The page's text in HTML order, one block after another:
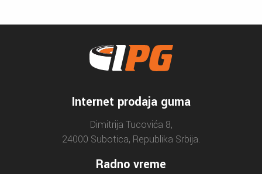
Internet prodaja guma
Dimitrija Tucovića 8,
24000 Subotica, Republika Srbija.
Radno vreme